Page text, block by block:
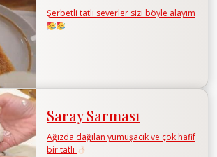
Şerbetli tatlı severler sizi böyle alayım
Saray Sarması
Ağızda dağılan yumuşacık ve çok hafif
bir tatlı